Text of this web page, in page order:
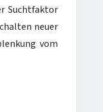
Suchtfaktor
neuer
vom